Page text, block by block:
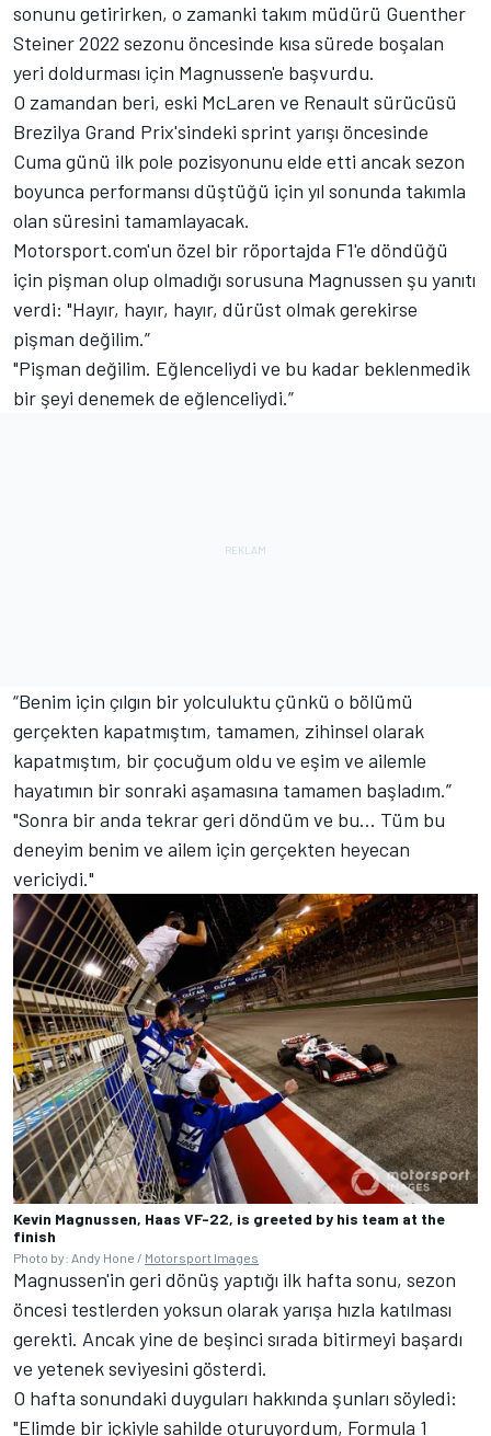
sonunu getirirken, o zamanki takım müdürü Guenther
Steiner 2022 sezonu öncesinde kısa sürede boşalan
yeri doldurması için Magnussen'e başvurdu.
O zamandan beri, eski McLaren ve Renault sürücüsü
Brezilya Grand Prix'sindeki sprint yarışı öncesinde
Cuma günü ilk pole pozisyonunu elde etti ancak sezon
boyunca performansı düştüğü için yıl sonunda takımla
olan süresini tamamlayacak.
Motorsport.com'un özel bir röportajda F1'e döndüğü
için pişman olup olmadığı sorusuna Magnussen şu yanıtı
verdi: "Hayır, hayır, hayır, dürüst olmak gerekirse
pişman değilim.”
"Pişman değilim. Eğlenceliydi ve bu kadar beklenmedik
bir şeyi denemek de eğlenceliydi.”
“Benim için çılgın bir yolculuktu çünkü o bölümü
gerçekten kapatmıştım, tamamen, zihinsel olarak
kapatmıştım, bir çocuğum oldu ve eşim ve ailemle
hayatımın bir sonraki aşamasına tamamen başladım.”
"Sonra bir anda tekrar geri döndüm ve bu... Tüm bu
deneyim benim ve ailem için gerçekten heyecan
vericiydi."
Kevin Magnussen, Haas VF-22, is greeted by his team at the
finish
Photo by: Andy Hone / Motorsport Images
Magnussen'in geri dönüş yaptığı ilk hafta sonu, sezon
öncesi testlerden yoksun olarak yarışa hızla katılması
gerekti. Ancak yine de beşinci sırada bitirmeyi başardı
ve yetenek seviyesini gösterdi.
O hafta sonundaki duyguları hakkında şunları söyledi:
"Elimde bir içkiyle sahilde oturuyordum, Formula 1